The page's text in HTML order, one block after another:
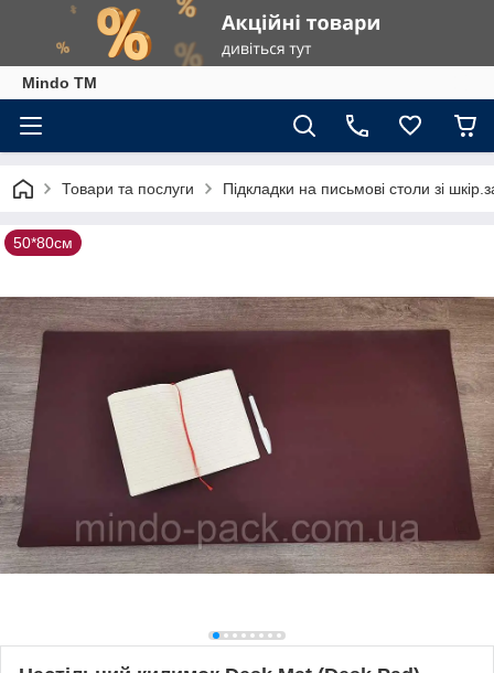
Mindo TM
Товари та послуги Підкладки на письмові столи зі
50*80см